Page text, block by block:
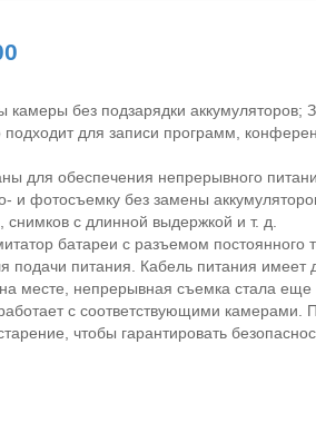
без подзарядки аккумуляторов;
для записи программ,
для обеспечения непрерывного
и фотосъемку без замены
с длинной выдержкой и т. д.
батареи с разъемом постоянного
питания. Кабель питания имеет
месте, непрерывная съемка стала еще
с соответствующими камерами.
чтобы гарантировать